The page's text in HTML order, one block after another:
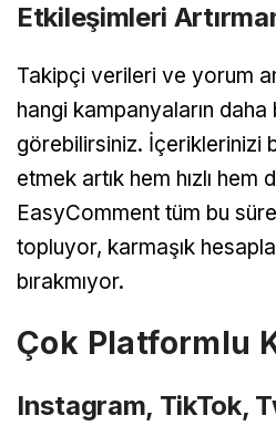
Etkileşimleri
Takipçi verileri ve yorum
hangi kampanyaların daha
görebilirsiniz. İçeriklerinizi
etmek artık hem hızlı hem
EasyComment tüm bu
topluyor, karmaşık
bırakmıyor.
Çok Platformlu
Instagram, TikTok,